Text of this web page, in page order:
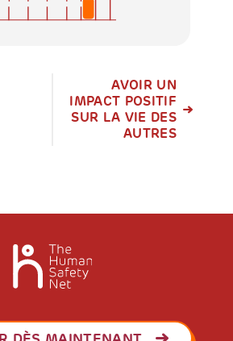
AVOIR UN
IMPACT POSITIF
SUR LA VIE DES
AUTRES